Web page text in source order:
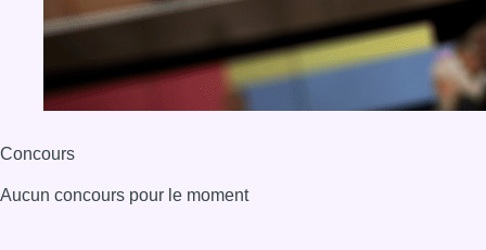
Concours
Aucun concours pour le moment